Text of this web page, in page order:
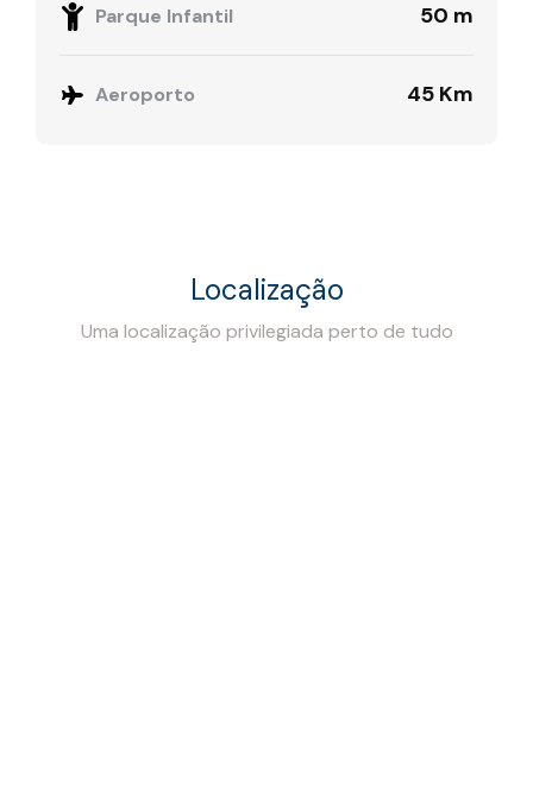
Parque Infantil 50 m
Aeroporto 45 Km
Localização
Uma localização privilegiada perto de tudo